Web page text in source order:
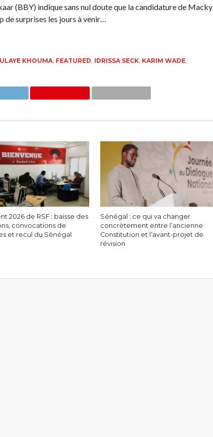
(BBY) indique sans nul doute que la candidature de Macky
surprises les jours à venir…
KHOUMA, FEATURED IDRISSA SECK, KARIM WADE,
2026 de RSF : baisse des
convocations de
et recul du Sénégal
Sénégal : ce qui va changer
concrètement entre l’ancienne
Constitution et l’avant-projet de
révision